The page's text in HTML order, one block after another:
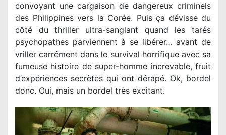
convoyant une cargaison de dangereux criminels
des Philippines vers la Corée. Puis ça dévisse du
côté du thriller ultra-sanglant quand les tarés
psychopathes parviennent à se libérer… avant de
vriller carrément dans le survival horrifique avec sa
fumeuse histoire de super-homme increvable, fruit
d’expériences secrètes qui ont dérapé. Ok, bordel
donc. Oui, mais un bordel très excitant.